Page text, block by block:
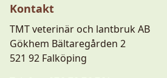
Kontakt
TMT veterinär och lantbruk AB
Gökhem Bältaregården 2
521 92 Falköping